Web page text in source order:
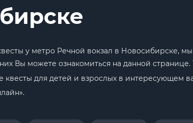
у метро Речной вокзал в Новосибирске,
Вы можете ознакомиться на данной
квесты для детей и взрослых в интересующем